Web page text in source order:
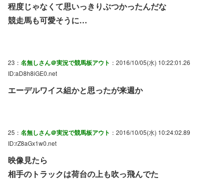
程度じゃなくて思いっきりぶつかったんだな
競走馬も可愛そうに…
23： 名無しさん＠実況で競馬板アウト ：2016/10/05(水) 10:22:01.26
ID:aD8h8iGE0.net
エーデルワイス組かと思ったが来週か
25： 名無しさん＠実況で競馬板アウト ：2016/10/05(水) 10:24:02.89
ID:rZ8aGx1w0.net
映像見たら
相手のトラックは荷台の上も吹っ飛んでた